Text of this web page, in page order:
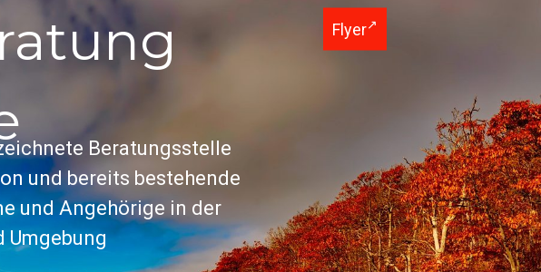
Beratungsstelle
und bereits bestehende
und Angehörige in der
Umgebung
Flyer